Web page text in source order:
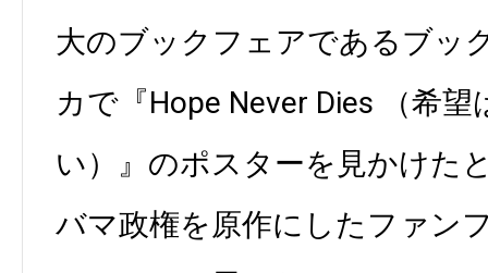
大のブックフェアであるブッ
カで『Hope Never Dies （希
い）』のポスターを見かけた
バマ政権を原作にしたファン